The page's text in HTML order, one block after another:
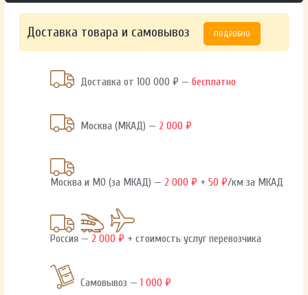
Доставка товара и самовывоз ПОДРОБНО
Доставка от 100 000 ₽ —бесплатно
Москва (МКАД) — 2 000 ₽
Москва и МО (за МКАД) — 2 000 ₽ +50 ₽/км за МКАД
Россия — 2 000 ₽ + стоимость услуг перевозчика
Самовывоз —1 000 ₽